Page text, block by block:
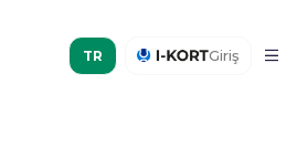
Giriş